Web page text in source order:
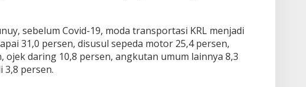
sebelum Covid-19, moda transportasi KRL menjadi
31,0 persen, disusul sepeda motor 25,4 persen,
ojek daring 10,8 persen, angkutan umum lainnya 8,3
3,8 persen.